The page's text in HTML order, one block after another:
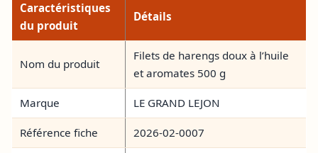
Caractéristiques
du produit
Détails
Nom du produit
Filets de harengs doux à l’huile
et aromates 500 g
Marque LE GRAND LEJON
Référence fiche 2026-02-0007